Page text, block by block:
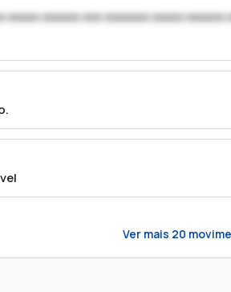
xxxxx xxxxxx xxx xxxxxxx xxxxx xxxxxx
Ver mais 20